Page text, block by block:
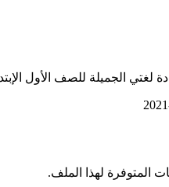
الإبتدائي للفصل الدراسي الأول من
المتوفرة لهذا الملف.